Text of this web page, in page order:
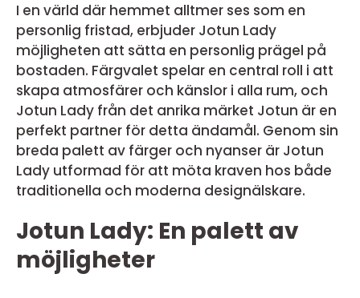
I en värld där hemmet alltmer ses som en
personlig fristad, erbjuder Jotun Lady
möjligheten att sätta en personlig prägel på
bostaden. Färgvalet spelar en central roll i att
skapa atmosfärer och känslor i alla rum, och
Jotun Lady från det anrika märket Jotun är en
perfekt partner för detta ändamål. Genom sin
breda palett av färger och nyanser är Jotun
Lady utformad för att möta kraven hos både
traditionella och moderna designälskare.
Jotun Lady: En palett av
möjligheter